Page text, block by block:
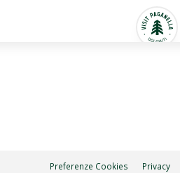
Preferenze Cookies Privacy